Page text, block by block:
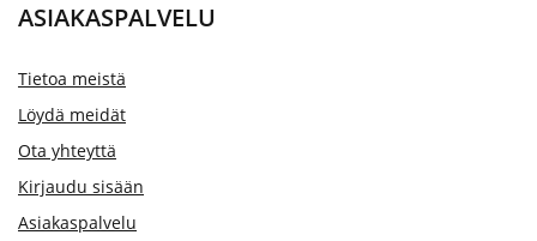
ASIAKASPALVELU
Tietoa meistä
Löydä meidät
Ota yhteyttä
Kirjaudu sisään
Asiakaspalvelu